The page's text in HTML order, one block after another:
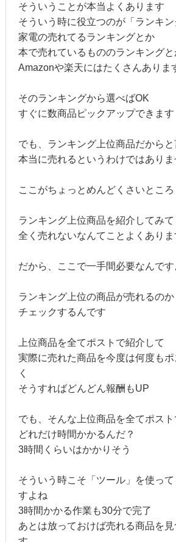
そういうことが本当よくあります
そういう時に役立つのが「ランキン
家電の売れてるランキングとか
本で売れているもののランキングと
Amazonや楽天にはたくさんありま
そのランキングから選べばOK
すぐに数商品ピックアップできます
でも、ランキング上位商品だからと
本当に売れるというわけではありま
ここがちょっとめんどくさいところ
ランキング上位商品を紹介してみて
全く売れないなんてことよくありま
だから、ここで一手間必要なんです
ランキング上位の商品が売れるのか
チェックするんです
上位商品を全てポストで紹介して
実際に売れた商品を今度は何度も
く
そうすればどんどん報酬もUP
でも、そんな上位商品を全てポス
どれだけ時間かかるんだ？
3時間くらいはかかりそう
そういう時こそ「ツール」を使っ
すよね
3時間かかる作業も30分で完了
あとは放っておけば売れる商品を